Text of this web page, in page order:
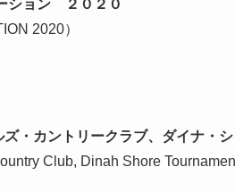
ション ２０２０
2020）
ズ・カントリークラブ、ダイナ・
Club, Dinah Shore